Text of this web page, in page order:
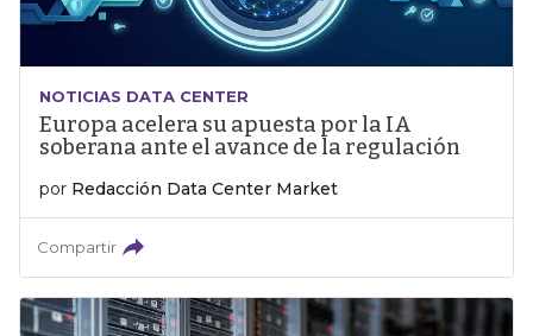
NOTICIAS DATA CENTER
Europa acelera su apuesta por la IA
soberana ante el avance de la regulación
por Redacción Data Center Market
Compartir